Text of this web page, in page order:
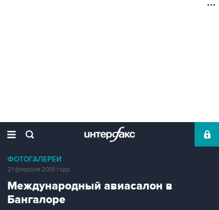
ФОТОГАЛЕРЕИ
21 февраля 2019 года
Международный авиасалон в
Бангалоре